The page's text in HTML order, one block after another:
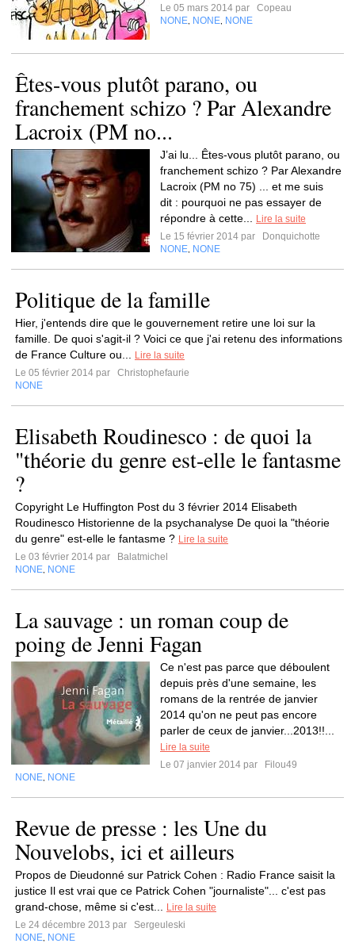
Le 05 mars 2014 par
Copeau
NONE NONE NONE
Êtes-vous plutôt parano, ou
franchement schizo ? Par Alexandre
Lacroix (PM no...
J’ai lu... Êtes-vous plutôt parano, ou
franchement schizo ? Par Alexandre
Lacroix (PM no 75) ... et me suis
dit : pourquoi ne pas essayer de
répondre à cette...
Lire la suite
Le 15 février 2014 par
Donquichotte
NONE NONE
Politique de la famille
Hier, j'entends dire que le gouvernement retire une loi sur la
famille. De quoi s'agit-il ? Voici ce que j'ai retenu des informations
de France Culture ou...
Lire la suite
Le 05 février 2014 par
Christophefaurie
NONE
Elisabeth Roudinesco : de quoi la
"théorie du genre est-elle le fantasme
?
Copyright Le Huffington Post du 3 février 2014 Elisabeth
Roudinesco Historienne de la psychanalyse De quoi la "théorie
du genre" est-elle le fantasme ? Lire la suite
Le 03 février 2014 par
Balatmichel
NONE NONE
La sauvage : un roman coup de
poing de Jenni Fagan
Ce n'est pas parce que déboulent
depuis près d'une semaine, les
romans de la rentrée de janvier
2014 qu'on ne peut pas encore
parler de ceux de janvier...2013!!...
Lire la suite
Le 07 janvier 2014 par
Filou49
NONE NONE
Revue de presse : les Une du
Nouvelobs, ici et ailleurs
Propos de Dieudonné sur Patrick Cohen : Radio France saisit la
justice Il est vrai que ce Patrick Cohen "journaliste"... c'est pas
grand-chose, même si c'est...
Lire la suite
Le 24 décembre 2013 par
Sergeuleski
NONE NONE